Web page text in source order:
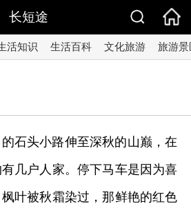
长短途
活知识 生活百科 文化旅游 旅游景
石头小路伸至深秋的山巅，在
几户人家。停下马车是因为喜
叶被秋霜染过，那鲜艳的红色